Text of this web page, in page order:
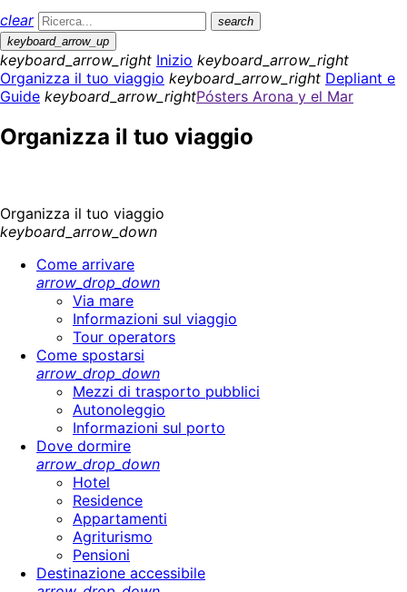
clear
search
keyboard_arrow_up
keyboard_arrow_right Inizio keyboard_arrow_right
Organizza il tuo viaggio keyboard_arrow_right Depliant e
Guide keyboard_arrow_rightPósters Arona y el Mar
Organizza il tuo viaggio
Organizza il tuo viaggio
keyboard_arrow_down
Come arrivare
arrow_drop_down
Via mare
Informazioni sul viaggio
Tour operators
Come spostarsi
arrow_drop_down
Mezzi di trasporto pubblici
Autonoleggio
Informazioni sul porto
Dove dormire
arrow_drop_down
Hotel
Residence
Appartamenti
Agriturismo
Pensioni
Destinazione accessibile